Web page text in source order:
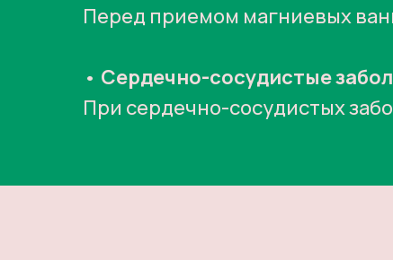
Перед приемом магниевых
• Сердечно-сосудистые
При сердечно-сосудистых